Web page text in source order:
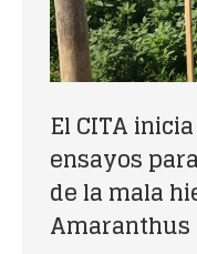
El CITA
ensayos
de la mala